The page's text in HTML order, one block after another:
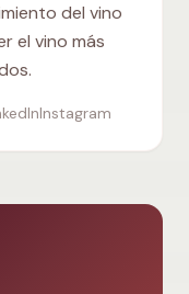
del vino
el vino más
Instagram